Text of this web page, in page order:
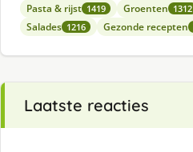
Pasta & rijst 1419 Groenten 1312
Salades 1216 Gezonde recepten
Laatste reacties